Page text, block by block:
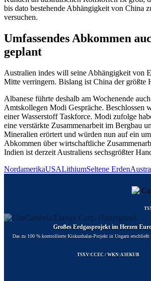
bis dato bestehende Abhängigkeit von China
versuchen.
Umfassendes Abkommen
geplant
Australien indes will seine Abhängigkeit von
Mitte verringern. Bislang ist China der größte
Albanese führte deshalb am Wochenende
Amtskollegen Modi Gespräche. Beschlossen
einer Wasserstoff Taskforce. Modi zufolge
eine verstärkte Zusammenarbeit im Bergbau
Mineralien erörtert und würden nun auf ein
Abkommen über wirtschaftliche
Indien ist derzeit Australiens sechsgrößter
NordamerikaUSALithiumSeltene Erden
Großes Erdgasprojekt im Herzen
Das zu 100 % kontrollierte Kiskunhalas-Projekt in Ungarn erschließt
TSXV:CCEC / WKN:A3EKUB